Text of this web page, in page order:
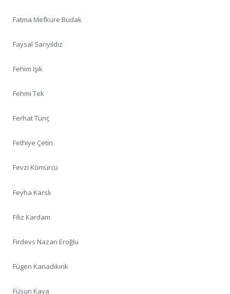
Fatma Mefkure Budak
Faysal Sarıyıldız
Fehim Işık
Fehmi Tek
Ferhat Tunç
Fethiye Çetin
Fevzi Kömürcü
Feyha Karslı
Filiz Kardam
Firdevs Nazan Eroğlu
Fügen Kanadıkırık
Füsun Kaya